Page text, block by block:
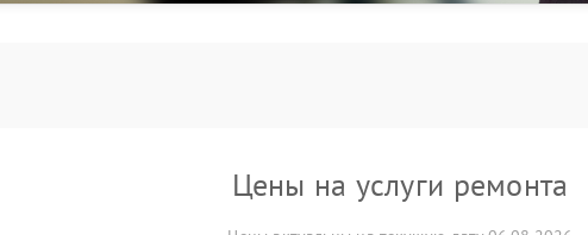
Цены на услуги ремонта